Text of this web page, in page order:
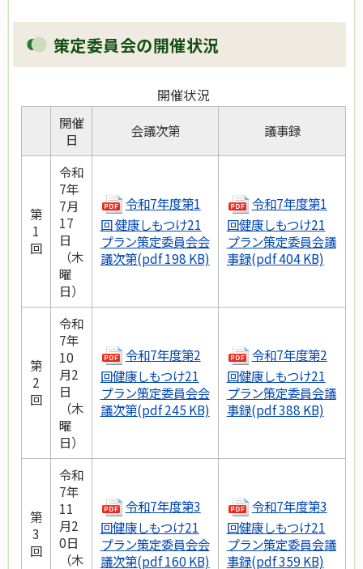
策定委員会の開催状況
開催状況
開催
日
会議次第 議事録
第
1
回
令和
7年
7月
17
日
（木
曜
日）
令和7年度第1
回 健康しもつけ21
プラン策定委員会会
議次第(pdf 198 KB)
令和7年度第1
回健康しもつけ21
プラン策定委員会議
事録(pdf 404 KB)
第
2
回
令和
7年
10
月2
日
（木
曜
日）
令和7年度第2
回健康しもつけ21
プラン策定委員会会
議次第(pdf 245 KB)
令和7年度第2
回健康しもつけ21
プラン策定委員会議
事録(pdf 388 KB)
第
3
回
令和
7年
11
月2
0日
（木
令和7年度第3
回健康しもつけ21
プラン策定委員会会
議次第(pdf 160 KB)
令和7年度第3
回健康しもつけ21
プラン策定委員会議
事録(pdf 359 KB)